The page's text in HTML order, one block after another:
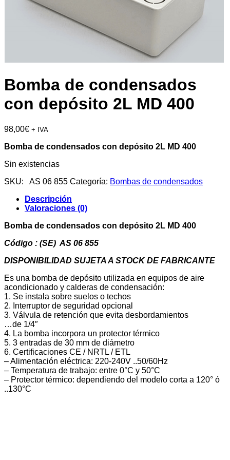
Bomba de condensados
con depósito 2L MD 400
98,00€ + IVA
Bomba de condensados con depósito 2L MD 400
Sin existencias
SKU:
AS 06 855 Categoría: Bombas de condensados
Descripción
Valoraciones (0)
Bomba de condensados con depósito 2L MD 400
Código : (SE) AS 06 855
DISPONIBILIDAD SUJETA A STOCK DE FABRICANTE
Es una bomba de depósito utilizada en equipos de aire
acondicionado y calderas de condensación:
1. Se instala sobre suelos o techos
2. Interruptor de seguridad opcional
3. Válvula de retención que evita desbordamientos
…de 1/4″
4. La bomba incorpora un protector térmico
5. 3 entradas de 30 mm de diámetro
6. Certificaciones CE / NRTL / ETL
– Alimentación eléctrica: 220-240V ..50/60Hz
– Temperatura de trabajo: entre 0°C y 50°C
– Protector térmico: dependiendo del modelo corta a 120° ó
..130°C